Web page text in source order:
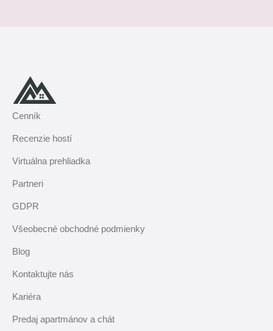
Cenník
Recenzie hostí
Virtuálna prehliadka
Partneri
GDPR
Všeobecné obchodné podmienky
Blog
Kontaktujte nás
Kariéra
Predaj apartmánov a chát